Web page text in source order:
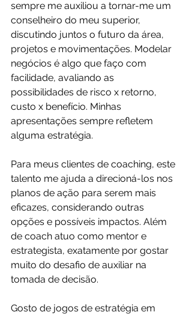
sempre me auxiliou a tornar-me um
conselheiro do meu superior,
discutindo juntos o futuro da área,
projetos e movimentações. Modelar
negócios é algo que faço com
facilidade, avaliando as
possibilidades de risco x retorno,
custo x benefício. Minhas
apresentações sempre refletem
alguma estratégia.
Para meus clientes de coaching, este
talento me ajuda a direcioná-los nos
planos de ação para serem mais
eficazes, considerando outras
opções e possíveis impactos. Além
de coach atuo como mentor e
estrategista, exatamente por gostar
muito do desafio de auxiliar na
tomada de decisão.
Gosto de jogos de estratégia em